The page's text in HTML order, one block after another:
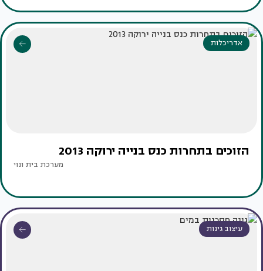
אדריכלות
הזוכים בתחרות כנס בנייה ירוקה 2013
מערכת בית ונוי
עיצוב גינות